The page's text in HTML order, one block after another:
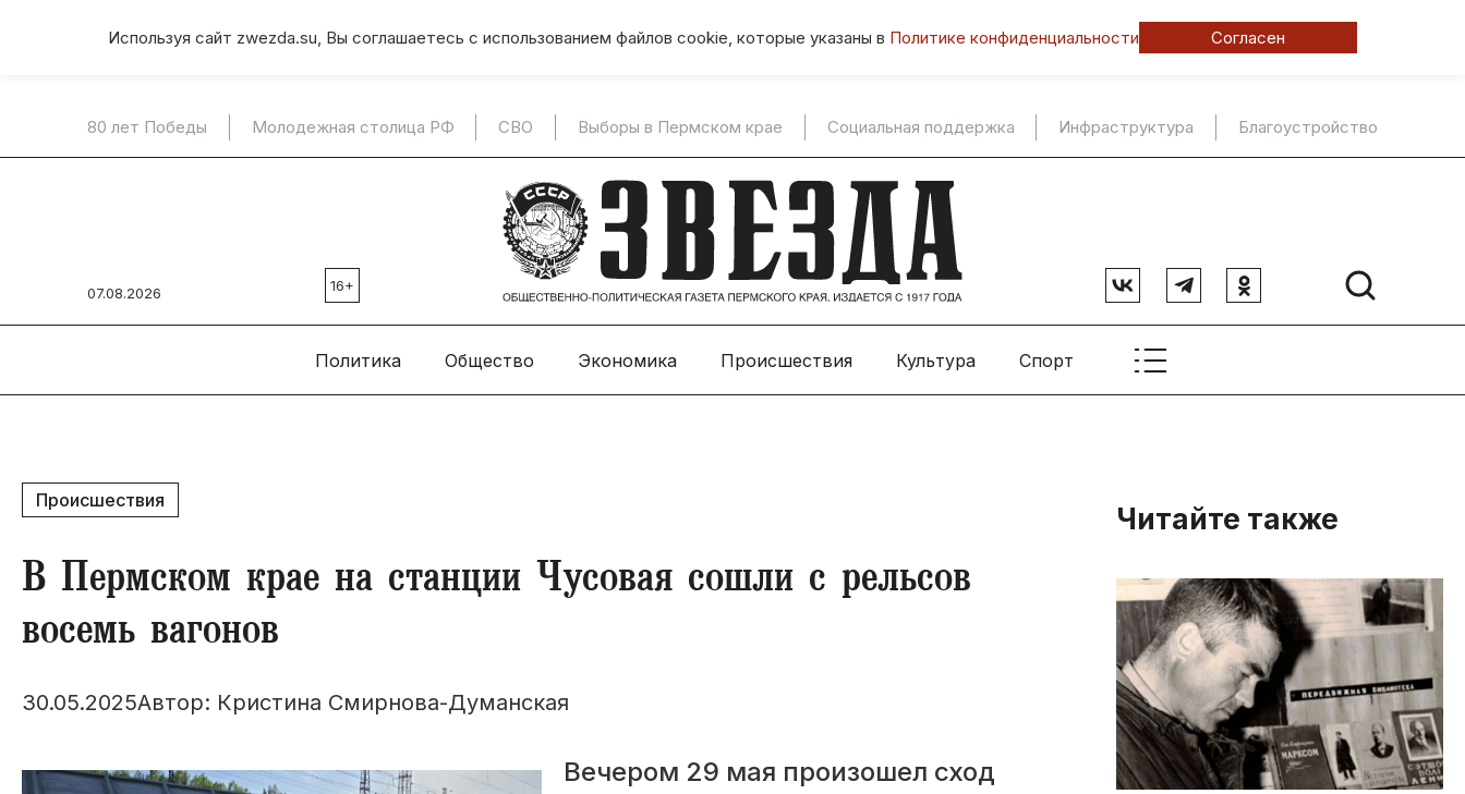
Используя сайт zwezda.su, Вы соглашаетесь с использованием файлов cookie, которые указаны в Политике конфиденциальности Согласен
80 лет Победы Молодежная столица РФ СВО Выборы в Пермском крае Социальная поддержка Инфраструктура Благоустройство
07.08.2026 16+
Политика Общество Экономика Происшествия Культура Спорт
Происшествия
В Пермском крае на станции Чусовая сошли с рельсов
восемь вагонов
30.05.2025Автор: Кристина Смирнова-Думанская
Вечером 29 мая произошел сход
Читайте также